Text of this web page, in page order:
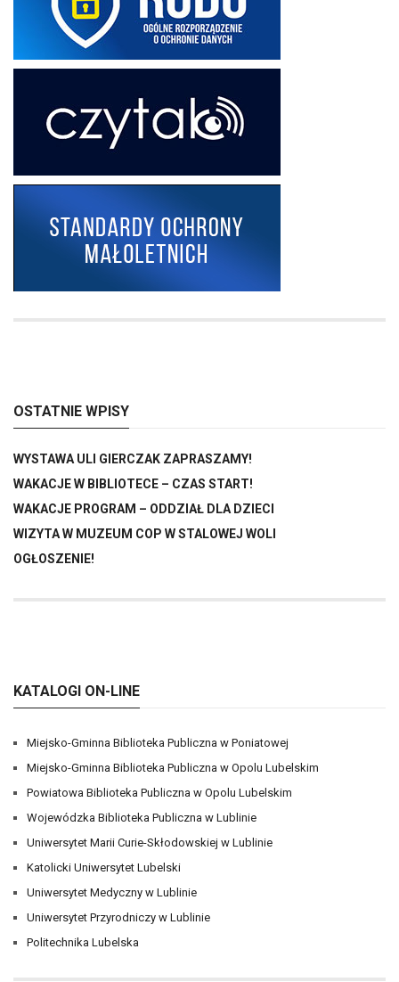
OSTATNIE WPISY
WYSTAWA ULI GIERCZAK ZAPRASZAMY!
WAKACJE W BIBLIOTECE – CZAS START!
WAKACJE PROGRAM – ODDZIAŁ DLA DZIECI
WIZYTA W MUZEUM COP W STALOWEJ WOLI
OGŁOSZENIE!
KATALOGI ON-LINE
Miejsko-Gminna Biblioteka Publiczna w Poniatowej
Miejsko-Gminna Biblioteka Publiczna w Opolu Lubelskim
Powiatowa Biblioteka Publiczna w Opolu Lubelskim
Wojewódzka Biblioteka Publiczna w Lublinie
Uniwersytet Marii Curie-Skłodowskiej w Lublinie
Katolicki Uniwersytet Lubelski
Uniwersytet Medyczny w Lublinie
Uniwersytet Przyrodniczy w Lublinie
Politechnika Lubelska